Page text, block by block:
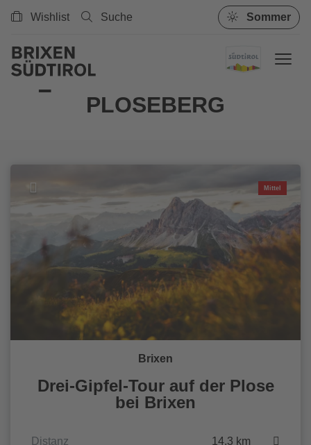
Wishlist Suche Sommer
PLOSEBERG
Mittel
Brixen
Drei-Gipfel-Tour auf der Plose
bei Brixen
Distanz 14,3 km